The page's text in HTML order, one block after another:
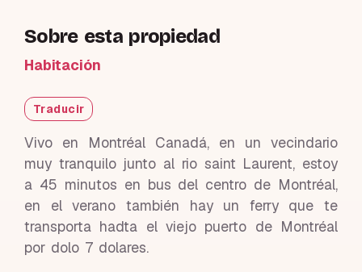
Sobre esta propiedad
Habitación
Traducir
Vivo en Montréal Canadá, en un vecindario
muy tranquilo junto al rio saint Laurent, estoy
a 45 minutos en bus del centro de Montréal,
en el verano también hay un ferry que te
transporta hadta el viejo puerto de Montréal
por dolo 7 dolares.